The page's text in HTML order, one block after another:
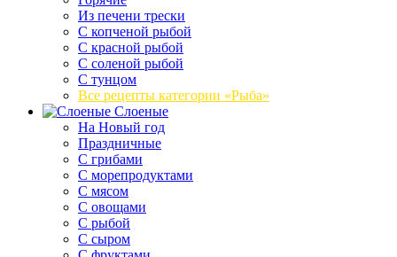
Из печени трески
С копченой рыбой
С красной рыбой
С соленой рыбой
С тунцом
Все рецепты категории «Рыба»
Слоеные
На Новый год
Праздничные
С грибами
С морепродуктами
С мясом
С овощами
С рыбой
С сыром